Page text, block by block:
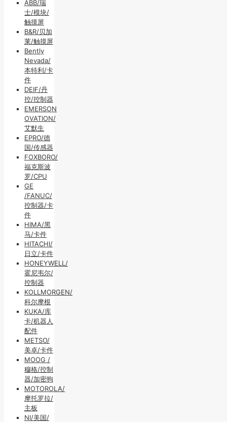
ABB/瑞
士/模块/
触摸屏
B&R/贝加
莱/触摸屏
Bently
Nevada/
本特利/卡
件
DEIF/丹
控/控制器
EMERSON
OVATION/
艾默生
EPRO/德
国/传感器
FOXBORO/
福克斯波
罗/CPU
GE
/FANUC/
控制器/卡
件
HIMA/黑
马/卡件
HITACHI/
日立/卡件
HONEYWELL/
霍尼韦尔/
控制器
KOLLMORGEN/
科尔摩根
KUKA/库
卡/机器人
配件
METSO/
美卓/卡件
MOOG /
穆格/控制
器/加密狗
MOTOROLA/
摩托罗拉/
主板
NI/美国/